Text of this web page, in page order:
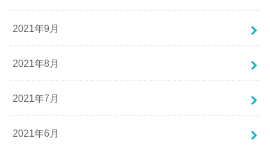
2021年9月
2021年8月
2021年7月
2021年6月